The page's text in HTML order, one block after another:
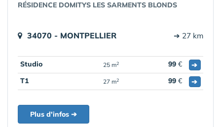
RÉSIDENCE DOMITYS LES SARMENTS BLONDS
34070 - MONTPELLIER ➔ 27 km
Studio 25 m2 99 €
➔
T1
27 m2 99 € ➔
Plus d'infos ➔